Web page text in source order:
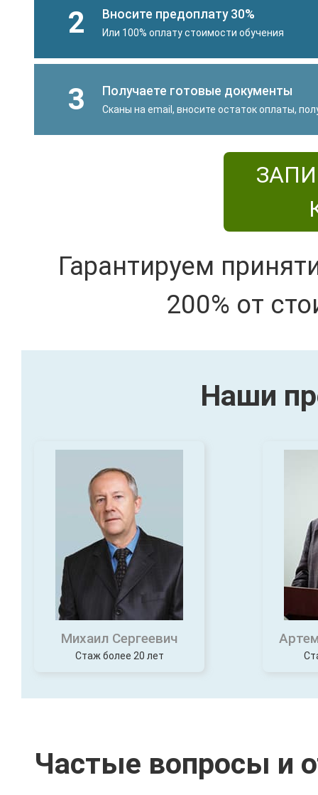
2 Вносите предоплату 30%
Или 100% оплату стоимости обучения
3 Получаете готовые документы
Сканы на email, вносите остаток оплаты,
Гарантируем
200% от
Наши
Михаил Сергеевич
Стаж более 20 лет
Частые вопросы и